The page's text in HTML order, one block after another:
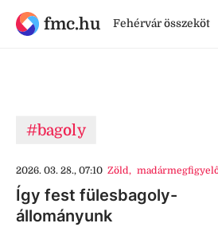
fmc.hu Fehérvár összeköt
#bagoly
2026. 03. 28., 07:10 Zöld,
Így fest fülesbagoly-
állományunk